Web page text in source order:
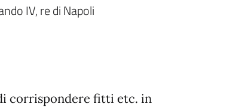
IV, re di Napoli
corrispondere fitti etc. in